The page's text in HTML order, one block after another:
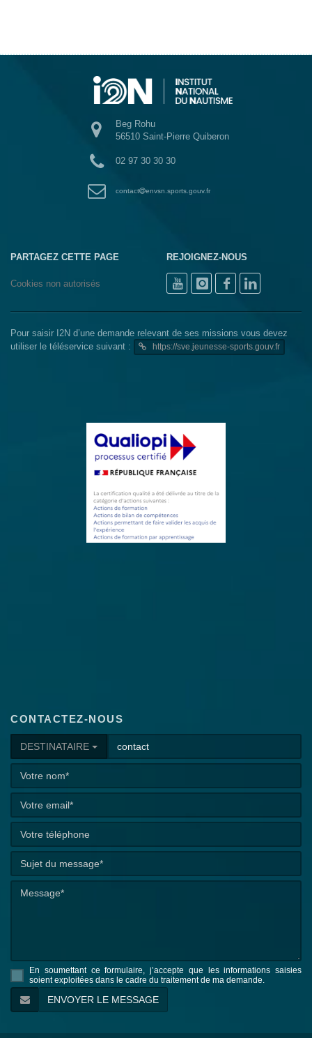
Beg Rohu
56510 Saint-Pierre Quiberon
02 97 30 30 30
contact envsn.sports.gouv.fr
PARTAGEZ CETTE PAGE
Cookies non autorisés
REJOIGNEZ-NOUS
Pour saisir I2N d’une demande relevant de ses missions vous devez
utiliser le téléservice suivant :
https://sve.jeunesse-sports.gouv.fr
CONTACTEZ-NOUS
DESTINATAIRE
En soumettant ce formulaire, j’accepte que les informations saisies
soient exploitées dans le cadre du traitement de ma demande.